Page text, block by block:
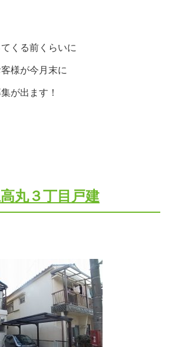
くる前くらいに
様が今月末に
が出ます！
丸３丁目戸建